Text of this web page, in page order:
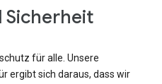
Sicherheit
für alle. Unsere
ergibt sich daraus, dass wir